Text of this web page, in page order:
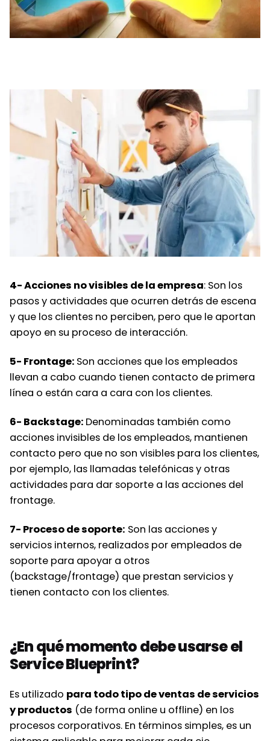
4- Acciones no visibles de la empresa: Son los
pasos y actividades que ocurren detrás de escena
y que los clientes no perciben, pero que le aportan
apoyo en su proceso de interacción.
5- Frontage: Son acciones que los empleados
llevan a cabo cuando tienen contacto de primera
línea o están cara a cara con los clientes.
6- Backstage: Denominadas también como
acciones invisibles de los empleados, mantienen
contacto pero que no son visibles para los clientes,
por ejemplo, las llamadas telefónicas y otras
actividades para dar soporte a las acciones del
frontage.
7- Proceso de soporte: Son las acciones y
servicios internos, realizados por empleados de
soporte para apoyar a otros
(backstage/frontage) que prestan servicios y
tienen contacto con los clientes.
¿En qué momento debe usarse el
Service Blueprint?
Es utilizado para todo tipo de ventas de servicios
y productos (de forma online u offline) en los
procesos corporativos. En términos simples, es un